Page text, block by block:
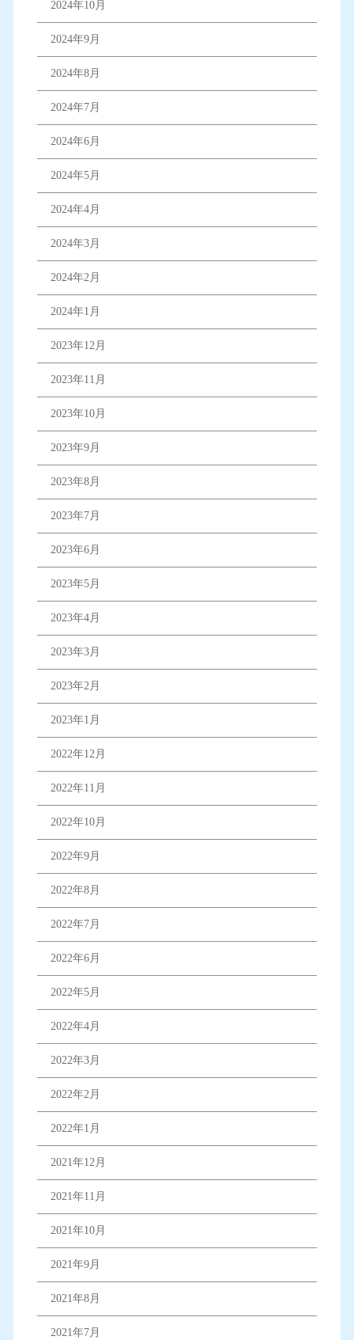
2024年10月
2024年9月
2024年8月
2024年7月
2024年6月
2024年5月
2024年4月
2024年3月
2024年2月
2024年1月
2023年12月
2023年11月
2023年10月
2023年9月
2023年8月
2023年7月
2023年6月
2023年5月
2023年4月
2023年3月
2023年2月
2023年1月
2022年12月
2022年11月
2022年10月
2022年9月
2022年8月
2022年7月
2022年6月
2022年5月
2022年4月
2022年3月
2022年2月
2022年1月
2021年12月
2021年11月
2021年10月
2021年9月
2021年8月
2021年7月